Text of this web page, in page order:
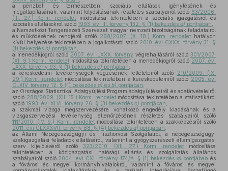
a pénzbeli és természetbeni szociális ellátások igénylésének és
megállapításának, valamint folyósításának részletes szabályairól szóló 63/2006.
(III. 27.) Korm. rendelet módosítása tekintetében a szociális igazgatásról és
szociális ellátásokról szóló 1993. évi III. törvény 132. § (1) bekezdés d) pontjában
a Nemzetközi Tengerészeti Szervezet magyar nemzeti bizottságának feladatairól
és működésének rendjéről szóló 268/2007. (X. 18.) Korm. rendelet hatályon
kívül helyezése tekintetében a jogalkotásról szóló 2010. évi CXXX. törvény 31. §
(1) bekezdés b) pontjában
a menedékjogról szóló 2007. évi LXXX. törvény végrehajtásáról szóló301/2007.
(XI. 9.) Korm. rendeletmódosítása tekintetében a menedékjogról szóló 2007. évi
LXXX. törvény 93. § (1) bekezdés c) pontjában
a kereskedelmi tevékenységek végzésének feltételeiről szóló
210/2009. (IX.
29.) Korm. rendeletmódosítása tekintetében a kereskedelemről szóló 2005. évi
CLXIV. törvény 12. § (1) bekezdés a) és b) pontjában
az Országos Statisztikai Adatgyűjtési Program adatgyűjtéseiről és adatátvételeiről
szóló 288/2009. (XII. 15.) Korm. rendeletmódosítása tekintetében a statisztikáról
szóló 1993. évi XLVI. törvény 26. § (3) bekezdés c) pontjában
a szakmai vizsga megszervezésére vonatkozó engedély kiadásának és a
vizsgaszervezési tevékenység ellenőrzésének részletes szabályairól szóló
111/2010. (IV. 9.) Korm. rendeletmódosítása tekintetében a szakképzésről szóló
2011. évi CLXXXVII. törvény 88. § (4) bekezdés a) pontjában
az Állami Népegészségügyi és Tisztiorvosi Szolgálatról, a népegészségügyi
szakigazgatási feladatok ellátásáról, valamint a gyógyszerészeti államigazgatási
szerv kijelöléséről szóló 323/2010. (XII. 27.) Korm. rendelet módosítása
tekintetében a közigazgatási hatósági eljárás és szolgáltatás általános
szabályairól szóló 2004. évi CXL. törvény 174/A. § (1) bekezdés a) pontjában és
a fővárosi és megyei kormányhivatalokról, valamint a fővárosi és megyei